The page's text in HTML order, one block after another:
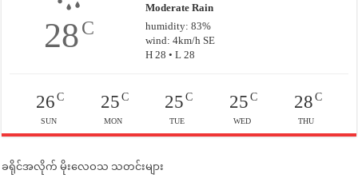
28C
Moderate Rain
humidity: 83%
wind: 4km/h SE
H 28 • L 28
26C
SUN
25C
MON
25 C
TUE
25C
WED
28C
THU
ခရိုင်အလိုက် မိုးလေဝသ သတင်းများ